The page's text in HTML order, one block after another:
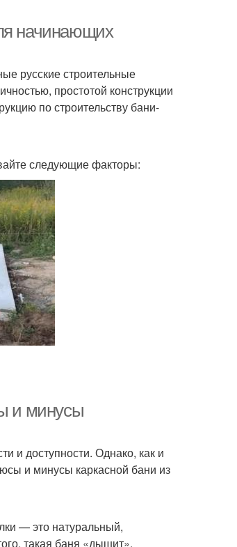
начинающих
русские строительные
простотой конструкции
по строительству бани-
следующие факторы:
и минусы
и доступности. Однако, как и
и минусы каркасной бани из
— это натуральный,
такая баня «дышит»,